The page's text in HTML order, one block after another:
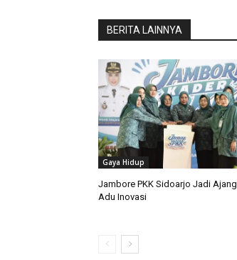
BERITA LAINNYA
Gaya Hidup
Jambore PKK Sidoarjo Jadi Ajang
Adu Inovasi